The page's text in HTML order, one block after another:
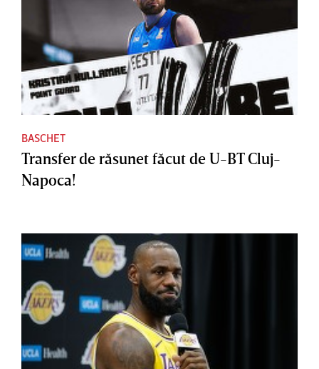
BASCHET
Transfer de răsunet făcut de U-BT Cluj-
Napoca!